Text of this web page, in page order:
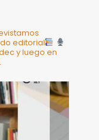
editorial
y luego en